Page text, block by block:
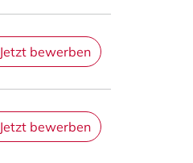
Jetzt bewerben
Jetzt bewerben